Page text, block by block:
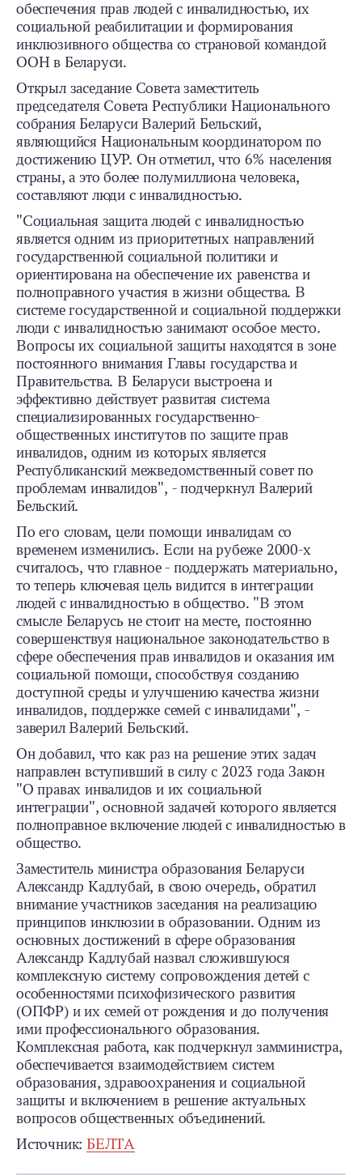
обеспечения прав людей с инвалидностью, их
социальной реабилитации и формирования
инклюзивного общества со страновой командой
ООН в Беларуси.
Открыл заседание Совета заместитель
председателя Совета Республики Национального
собрания Беларуси Валерий Бельский,
являющийся Национальным координатором по
достижению ЦУР. Он отметил, что 6% населения
страны, а это более полумиллиона человека,
составляют люди с инвалидностью.
"Социальная защита людей с инвалидностью
является одним из приоритетных направлений
государственной социальной политики и
ориентирована на обеспечение их равенства и
полноправного участия в жизни общества. В
системе государственной и социальной поддержки
люди с инвалидностью занимают особое место.
Вопросы их социальной защиты находятся в зоне
постоянного внимания Главы государства и
Правительства. В Беларуси выстроена и
эффективно действует развитая система
специализированных государственно-
общественных институтов по защите прав
инвалидов, одним из которых является
Республиканский межведомственный совет по
проблемам инвалидов", - подчеркнул Валерий
Бельский.
По его словам, цели помощи инвалидам со
временем изменились. Если на рубеже 2000-х
считалось, что главное - поддержать материально,
то теперь ключевая цель видится в интеграции
людей с инвалидностью в общество. "В этом
смысле Беларусь не стоит на месте, постоянно
совершенствуя национальное законодательство в
сфере обеспечения прав инвалидов и оказания им
социальной помощи, способствуя созданию
доступной среды и улучшению качества жизни
инвалидов, поддержке семей с инвалидами", -
заверил Валерий Бельский.
Он добавил, что как раз на решение этих задач
направлен вступивший в силу с 2023 года Закон
"О правах инвалидов и их социальной
интеграции", основной задачей которого является
полноправное включение людей с инвалидностью в
общество.
Заместитель министра образования Беларуси
Александр Кадлубай, в свою очередь, обратил
внимание участников заседания на реализацию
принципов инклюзии в образовании. Одним из
основных достижений в сфере образования
Александр Кадлубай назвал сложившуюся
комплексную систему сопровождения детей с
особенностями психофизического развития
(ОПФР) и их семей от рождения и до получения
ими профессионального образования.
Комплексная работа, как подчеркнул замминистра,
обеспечивается взаимодействием систем
образования, здравоохранения и социальной
защиты и включением в решение актуальных
вопросов общественных объединений.
Источник:БЕЛТА